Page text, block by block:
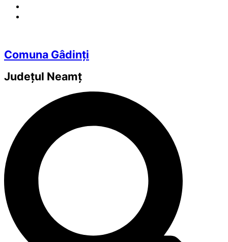
Comuna Gâdinți
Județul Neamț